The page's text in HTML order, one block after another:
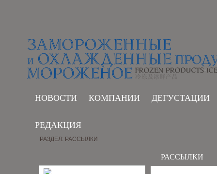
НОВОСТИ КОМПАНИИ ДЕГУСТАЦИИ
РЕДАКЦИЯ
РАЗДЕЛ: РАССЫЛКИ
РАССЫЛКИ